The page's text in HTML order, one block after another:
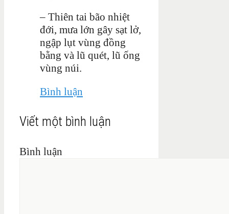
– Thiên tai bão nhiệt
đới, mưa lớn gây sạt lở,
ngập lụt vùng đồng
bằng và lũ quét, lũ ống
vùng núi.
Bình luận
Viết một bình luận
Bình luận